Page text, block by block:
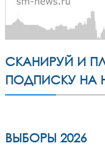
СКАНИРУЙ И
ПОДПИСКУ НА
ВЫБОРЫ 2026